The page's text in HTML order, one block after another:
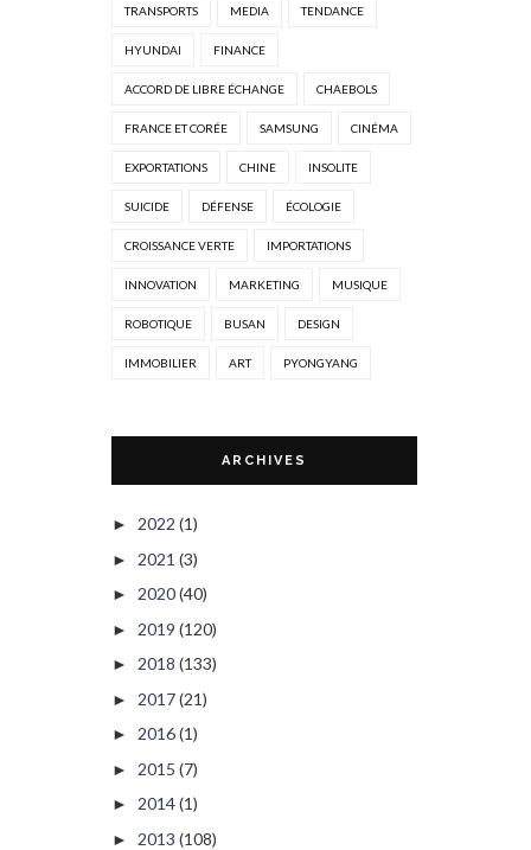
TRANSPORTS MEDIA TENDANCE
HYUNDAI FINANCE
ACCORD DE LIBRE ÉCHANGE CHAEBOLS
FRANCE ET CORÉE SAMSUNG CINÉMA
EXPORTATIONS CHINE INSOLITE
SUICIDE DÉFENSE ÉCOLOGIE
CROISSANCE VERTE IMPORTATIONS
INNOVATION MARKETING MUSIQUE
ROBOTIQUE BUSAN DESIGN
IMMOBILIER ART PYONGYANG
ARCHIVES
► 2022 (1)
► 2021 (3)
► 2020(40)
► 2019 (120)
► 2018 (133)
► 2017(21)
► 2016(1)
► 2015 (7)
► 2014(1)
► 2013 (108)